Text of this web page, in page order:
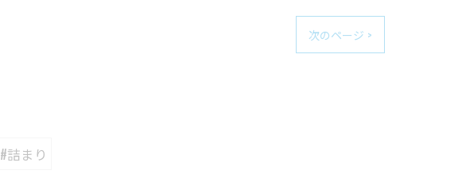
次のページ >
#詰まり